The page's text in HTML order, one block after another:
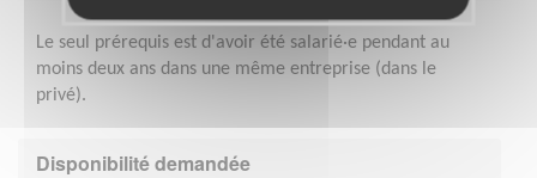
Le seul prérequis est d'avoir été salarié·e pendant au
moins deux ans dans une même entreprise (dans le
privé).
Disponibilité demandée